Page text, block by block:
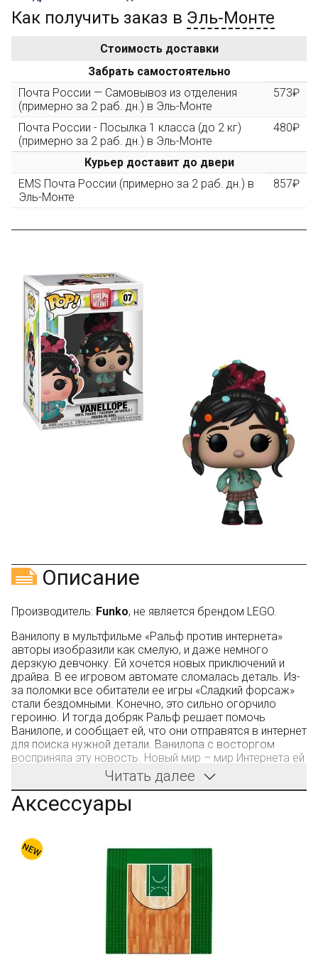
Золотая скидка
персональная
10%
3000 рублей, Вы получите постоянную скидку на все
повторные заказы - 10%
Скидка за обзор
(фото сборки) до 10%
Пришлите фото поэтапной сборки купленного
конструктора и получите дополнительную скидку
10% при покупке следующего набора (не дороже 10
Оставьте отзыв (не менее 50 символов) о товаре на
нашем сайте и получите купон на скидку 50₽ за
текстовый отзыв или 100₽ за отзыв с фото.
Скидка за отзыв
на Яндекс.Маркете
Оставьте отзыв (не менее 50 символов) о товаре
через систему
с обязательным
указанием номера и даты заказа в нашем магазине
и получите купон на скидку 150₽
Участвуйте в конкурсах и розыгрышах в нашей
Подробные условия всех акций и бонусов...
Как получить заказ в Эль-Монте
Стоимость доставки
Забрать самостоятельно
Почта России — Самовывоз из отделения
(примерно за 2 раб. дн.) в Эль-Монте
573₽
Почта России - Посылка 1 класса (до 2 кг)
(примерно за 2 раб. дн.) в Эль-Монте
480₽
Курьер доставит до двери
EMS Почта России (примерно за 2 раб. дн.) в
Эль-Монте
857₽
Описание
Производитель: Funko, не является брендом LEGO.
Ванилопу в мультфильме «Ральф против интернета»
авторы изобразили как смелую, и даже немного
дерзкую девчонку. Ей хочется новых приключений и
драйва. В ее игровом автомате сломалась деталь. Из-
за поломки все обитатели ее игры «Сладкий форсаж»
стали бездомными. Конечно, это сильно огорчило
героиню. И тогда добряк Ральф решает помочь
Ванилопе, и сообщает ей, что они отправятся в интернет
для поиска нужной детали. Ванилопа с восторгом
восприняла эту новость. Новый мир – мир Интернета ей
очень по душе. О таких приключениях она и мечтать не
могла. Ей так понравилось здесь, что она не хочет
возвращаться в родной игровой автомат.
производит качественные конструкторы. Детали имеют
универсальные размеры и совместимы с
конструкторами других оригинальных брендов.
Только в BOOTLEGBRICKS.RU:
Бесплатная доставка от 3000 рублей;
Читать далее
Аксессуары